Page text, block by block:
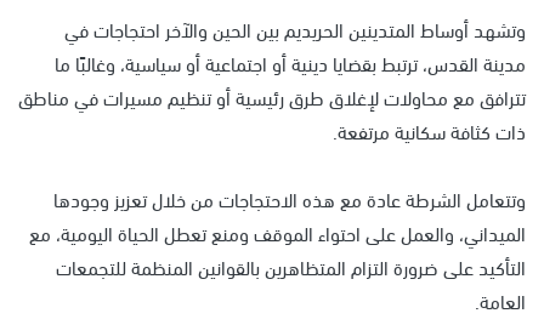
وتشهد أوساط المتدينين الحريديم بين الحين والآخر احتجاجات في
مدينة القدس، ترتبط بقضايا دينية أو اجتماعية أو سياسية، وغالبًا ما
تترافق مع محاولات لإغلاق طرق رئيسية أو تنظيم مسيرات في مناطق
ذات كثافة سكانية مرتفعة.
وتتعامل الشرطة عادة مع هذه الاحتجاجات من خلال تعزيز وجودها
الميداني، والعمل على احتواء الموقف ومنع تعطل الحياة اليومية، مع
التأكيد على ضرورة التزام المتظاهرين بالقوانين المنظمة للتجمعات
العامة.